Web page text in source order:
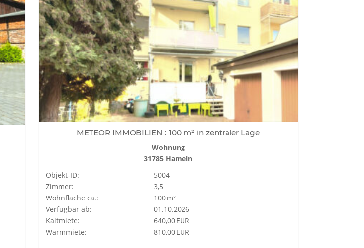
METEOR IMMOBILIEN : 100 m² in zentraler Lage
Wohnung
31785 Hameln
Objekt-ID:
5004
Zimmer:
3,5
Wohnfläche ca.:
100 m²
Verfügbar ab:
01.10.2026
Kaltmiete:
640,00 EUR
Warmmiete:
810,00 EUR